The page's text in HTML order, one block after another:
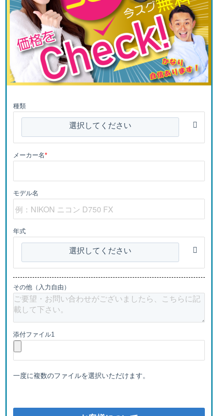
種類
選択してください
メーカー名*
モデル名
年式
選択してください
その他（入力自由）
添付ファイル1
一度に複数のファイルを選択いただけます。